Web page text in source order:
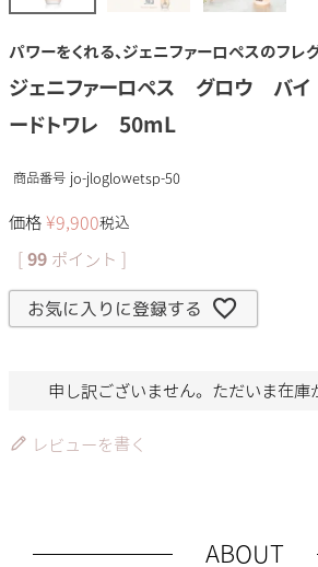
パワーをくれる、ジェニファーロペスのフレ
ジェニファーロペス グロウ バ
ードトワレ 50mL
商品番号 jo-jloglowetsp-50
価格 ¥9,900税込
99 ポイント ]
お気に入りに登録する
申し訳ございません。ただいま在庫
レビューを書く
ABOUT